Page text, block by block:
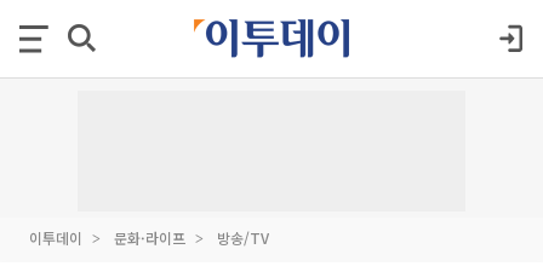
이투데이 문화·라이프 방송/TV